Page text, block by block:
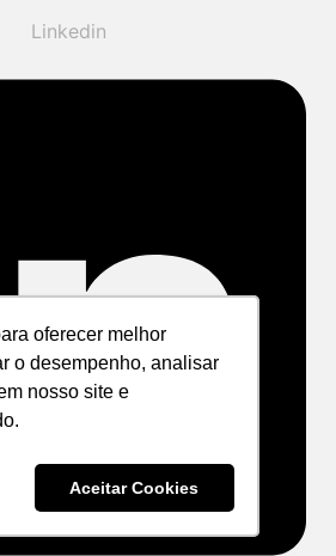
oferecer melhor
o desempenho, analisar
nosso site e
Aceitar Cookies
oferecer melhor
o desempenho, analisar
nosso site e
Aceitar Cookies
Linkedin